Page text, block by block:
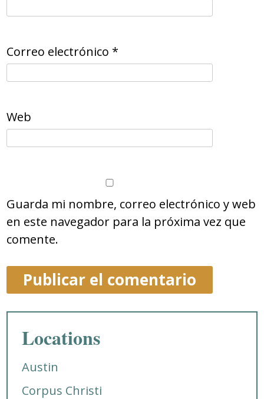
Correo electrónico *
Web
Guarda mi nombre, correo electrónico y web
en este navegador para la próxima vez que
comente.
Locations
Austin
Corpus Christi